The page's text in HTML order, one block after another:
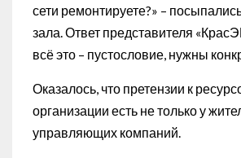
сети ремонтируете?» –
зала. Ответ представителя
всё это – пустословие, нужны
Оказалось, что претензии к
организации есть не только у
управляющих компаний.